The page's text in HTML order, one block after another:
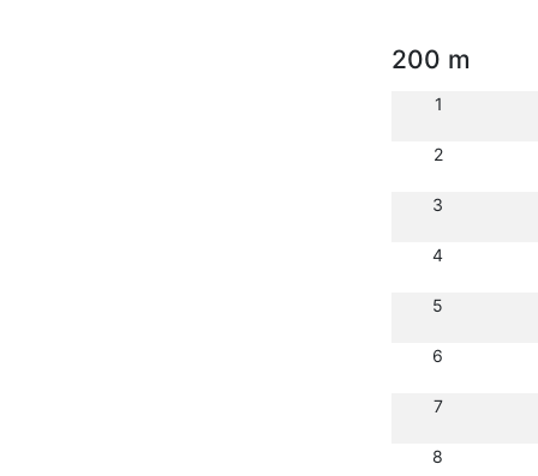
200 m
1
2
3
4
5
6
7
8